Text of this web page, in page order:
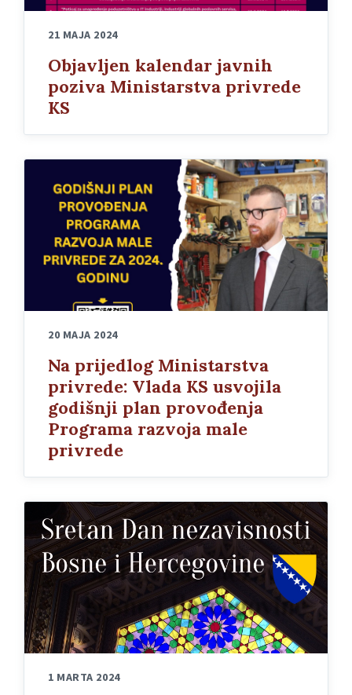
21 MAJA 2024
Objavljen kalendar javnih
poziva Ministarstva privrede
KS
20 MAJA 2024
Na prijedlog Ministarstva
privrede: Vlada KS usvojila
godišnji plan provođenja
Programa razvoja male
privrede
1 MARTA 2024